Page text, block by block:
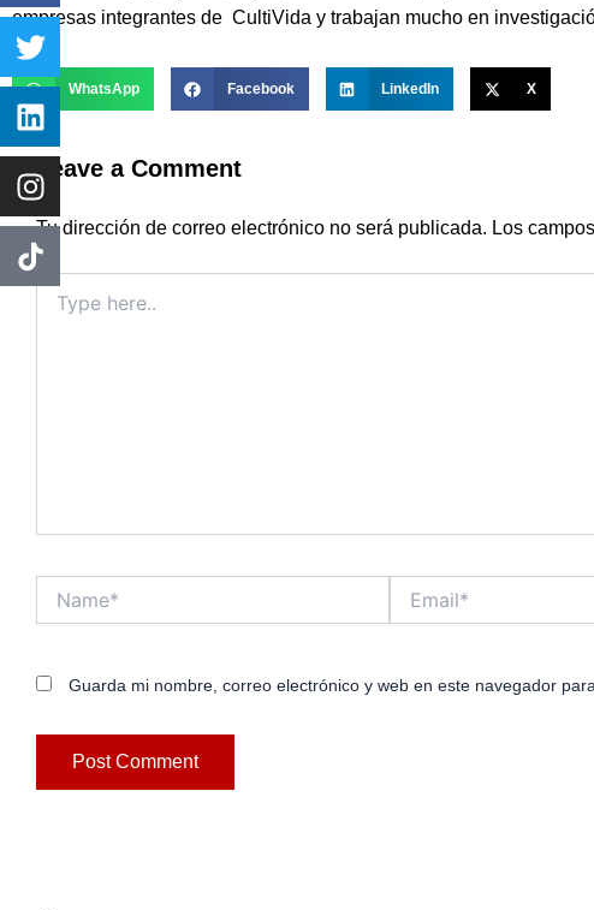
empresas integrantes de CultiVida y trabajan mucho en
WhatsApp Facebook LinkedIn X
Leave a Comment
Tu dirección de correo electrónico no será publicada. Los
Type
here..
Guarda mi nombre, correo electrónico y web en este navegador